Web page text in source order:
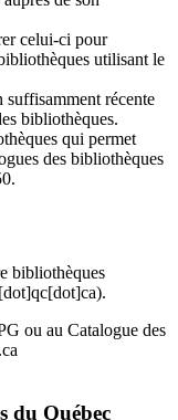
celui-ci pour
utilisant le
suffisamment récente
bibliothèques.
qui permet
des bibliothèques
bibliothèques
.
ou au Catalogue des
du Québec